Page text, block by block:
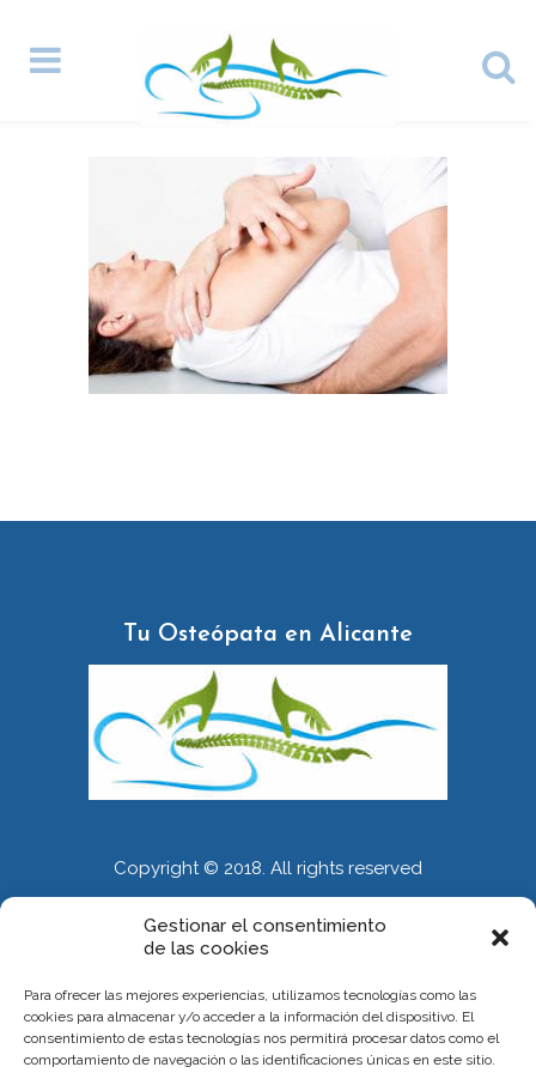
Gestionar el consentimiento
de las cookies
Para ofrecer las mejores experiencias, utilizamos tecnologías como las
cookies para almacenar y/o acceder a la información del dispositivo. El
consentimiento de estas tecnologías nos permitirá procesar datos como el
comportamiento de navegación o las identificaciones únicas en este sitio.
Tu Osteópata en Alicante
Copyright © 2018. All rights reserved
INFORMACIÓN
Calle Alberola 51. Entresuelo. 03007 Alicante
Citas 667 375 119